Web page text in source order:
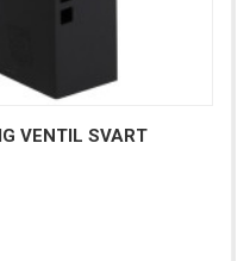
VENTIL SVART